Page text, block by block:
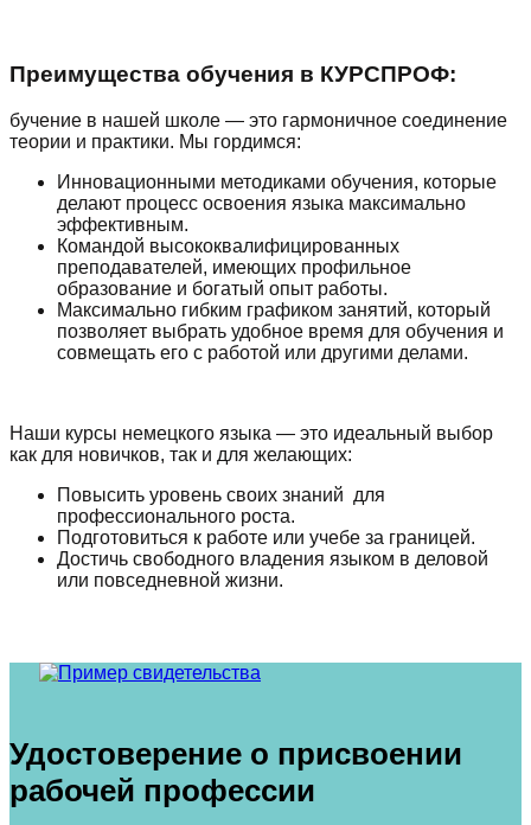
Преимущества обучения в КУРСПРОФ:
бучение в нашей школе — это гармоничное соединение
теории и практики. Мы гордимся:
Инновационными методиками обучения, которые
делают процесс освоения языка максимально
эффективным.
Командой высококвалифицированных
преподавателей, имеющих профильное
образование и богатый опыт работы.
Максимально гибким графиком занятий, который
позволяет выбрать удобное время для обучения и
совмещать его с работой или другими делами.
Наши курсы немецкого языка — это идеальный выбор
как для новичков, так и для желающих:
Повысить уровень своих знаний для
профессионального роста.
Подготовиться к работе или учебе за границей.
Достичь свободного владения языком в деловой
или повседневной жизни.
Удостоверение о присвоении
рабочей профессии